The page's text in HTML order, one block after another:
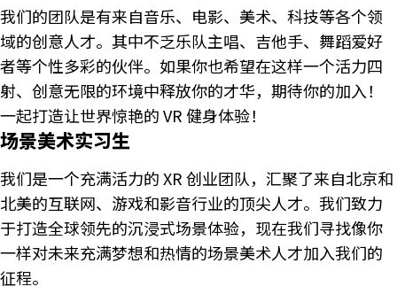
我们的团队是有来自音乐、电影、美术、科技等各个领
域的创意人才。其中不乏乐队主唱、吉他手、舞蹈爱好
者等个性多彩的伙伴。如果你也希望在这样一个活力四
射、创意无限的环境中释放你的才华，期待你的加入！
一起打造让世界惊艳的 VR 健身体验！
场景美术实习生
我们是一个充满活力的 XR 创业团队，汇聚了来自北京和
北美的互联网、游戏和影音行业的顶尖人才。我们致力
于打造全球领先的沉浸式场景体验，现在我们寻找像你
一样对未来充满梦想和热情的场景美术人才加入我们的
征程。